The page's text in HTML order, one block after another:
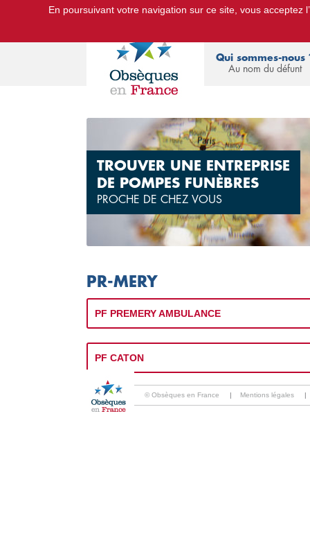
Le Portail d'Informations Obsèques :devis
Qui sommes-nous
Au nom du défunt
TROUVER UNE ENTREPRISE
DE POMPES FUNÈBRES
PROCHE DE CHEZ VOUS
PR-MERY
PF PREMERY AMBULANCE
PF CATON
© Obsèques en France | Mentions légales |
En poursuivant votre navigation sur ce site, vous